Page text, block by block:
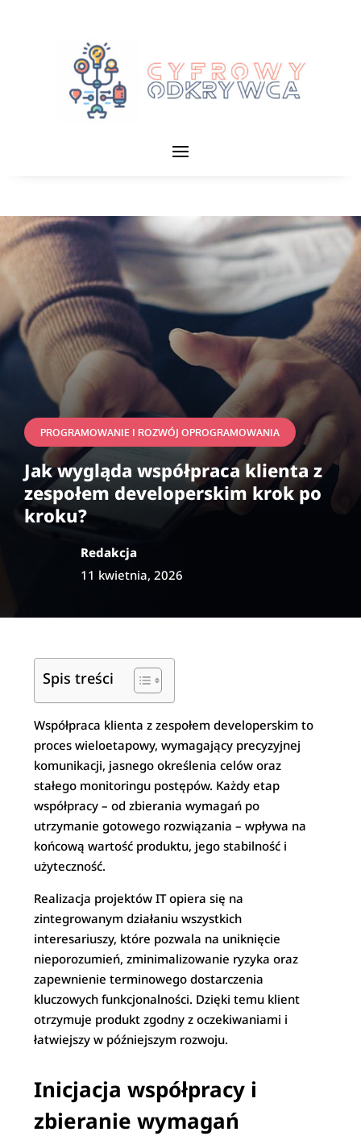
PROGRAMOWANIE I ROZWÓJ OPROGRAMOWANIA
Jak wygląda współpraca klienta z
zespołem developerskim krok po
kroku?
Redakcja
11 kwietnia, 2026
Spis treści
Współpraca klienta z zespołem developerskim to
proces wieloetapowy, wymagający precyzyjnej
komunikacji, jasnego określenia celów oraz
stałego monitoringu postępów. Każdy etap
współpracy – od zbierania wymagań po
utrzymanie gotowego rozwiązania – wpływa na
końcową wartość produktu, jego stabilność i
użyteczność.
Realizacja projektów IT opiera się na
zintegrowanym działaniu wszystkich
interesariuszy, które pozwala na uniknięcie
nieporozumień, zminimalizowanie ryzyka oraz
zapewnienie terminowego dostarczenia
kluczowych funkcjonalności. Dzięki temu klient
otrzymuje produkt zgodny z oczekiwaniami i
łatwiejszy w późniejszym rozwoju.
Inicjacja współpracy i
zbieranie wymagań